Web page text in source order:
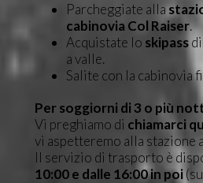
Parcheggiate alla
cabinovia Col Raiser.
Acquistate lo skipass
a valle.
Salite con la cabinovia
Per soggiorni di 3 o più
Vi preghiamo di chiamarci
vi aspetteremo alla stazione
Il servizio di trasporto è
10:00 e dalle 16:00 in poi